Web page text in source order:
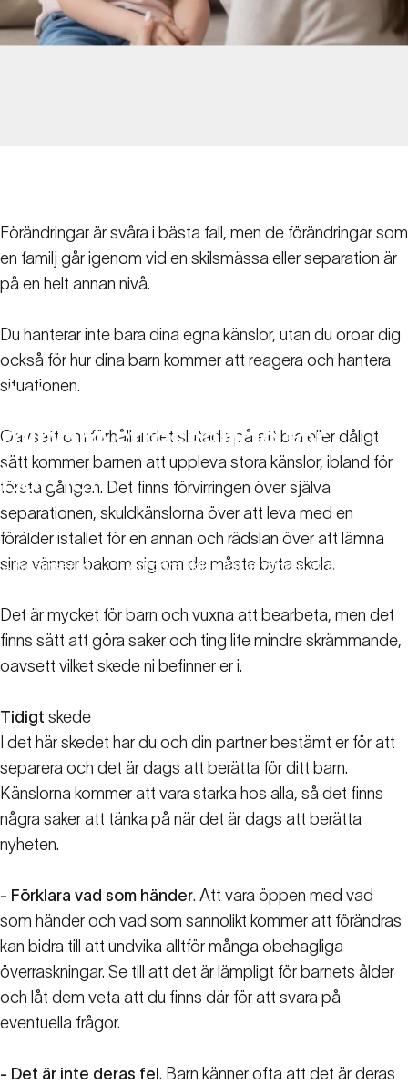
Attgöra
mindrestressande för
barnen
23 mars 2023
Resurser för
Att göra skilsmässan mindre stressande för
Förändringar är svåra i bästa fall, men de förändringar som
en familj går igenom vid en skilsmässa eller separation är
på en helt annan nivå.
Du hanterar inte bara dina egna känslor, utan du oroar dig
också för hur dina barn kommer att reagera och hantera
situationen.
Oavsett om förhållandet slutade på ett bra eller dåligt
sätt kommer barnen att uppleva stora känslor, ibland för
första gången. Det finns förvirringen över själva
separationen, skuldkänslorna över att leva med en
förälder istället för en annan och rädslan över att lämna
sina vänner bakom sig om de måste byta skola.
Det är mycket för barn och vuxna att bearbeta, men det
finns sätt att göra saker och ting lite mindre skrämmande,
oavsett vilket skede ni befinner er i.
Tidigt skede
I det här skedet har du och din partner bestämt er för att
separera och det är dags att berätta för ditt barn.
Känslorna kommer att vara starka hos alla, så det finns
några saker att tänka på när det är dags att berätta
nyheten.
- Förklara vad som händer. Att vara öppen med vad
som händer och vad som sannolikt kommer att förändras
kan bidra till att undvika alltför många obehagliga
överraskningar. Se till att det är lämpligt för barnets ålder
och låt dem veta att du finns där för att svara på
eventuella frågor.
- Det är inte deras fel. Barn känner ofta att det är deras